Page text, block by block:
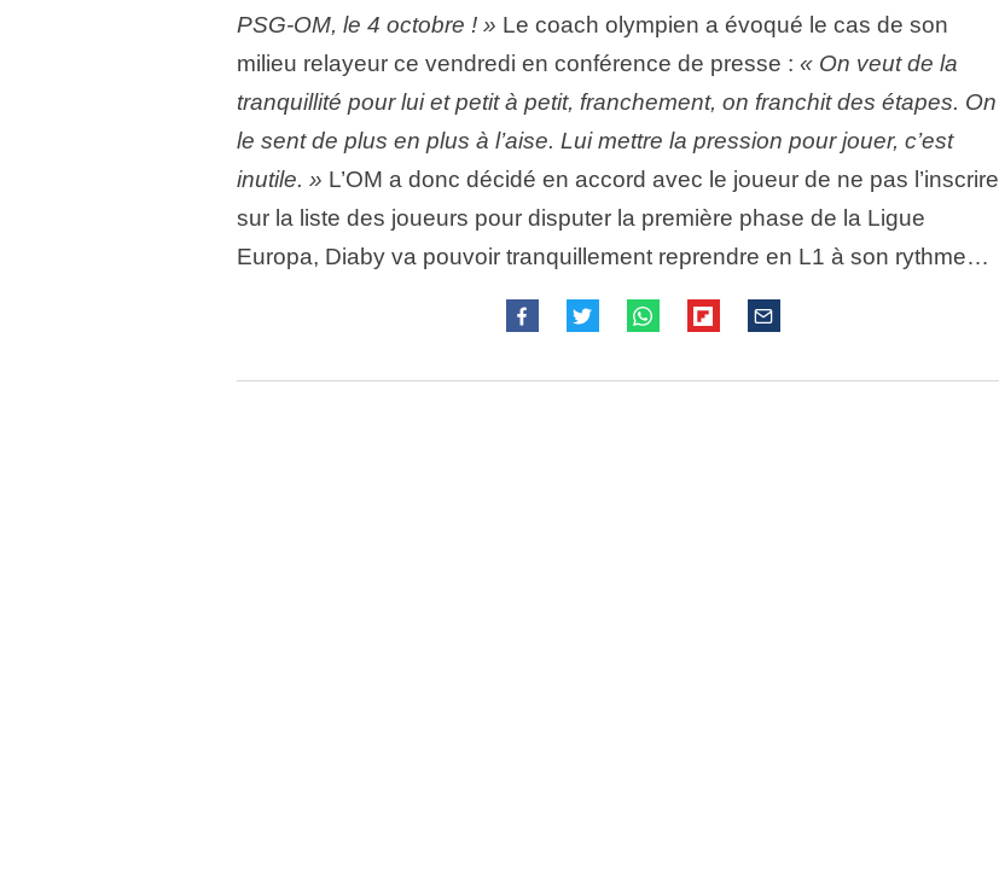
PSG-OM, le 4 octobre ! » Le coach olympien a évoqué le cas de son
milieu relayeur ce vendredi en conférence de presse : « On veut de la
tranquillité pour lui et petit à petit, franchement, on franchit des étapes. On
le sent de plus en plus à l’aise. Lui mettre la pression pour jouer, c’est
inutile. » L’OM a donc décidé en accord avec le joueur de ne pas l’inscrire
sur la liste des joueurs pour disputer la première phase de la Ligue
Europa, Diaby va pouvoir tranquillement reprendre en L1 à son rythme…